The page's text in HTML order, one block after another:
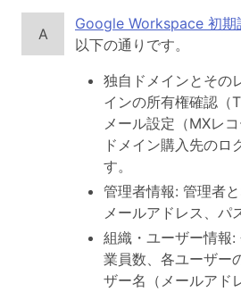
A
Google Workspace 初期
以下の通りです。
独自ドメインとその
インの所有権確認（
メール設定（MXレ
ドメイン購入先のロ
す。
管理者情報: 管理者
メールアドレス、パ
組織・ユーザー情報
業員数、各ユーザー
ザー名（メールアド